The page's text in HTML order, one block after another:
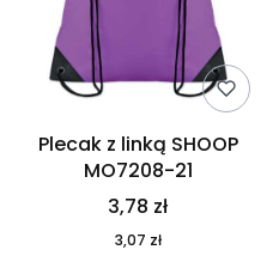
Plecak z linką SHOOP
MO7208-21
3,78 zł
3,07 zł